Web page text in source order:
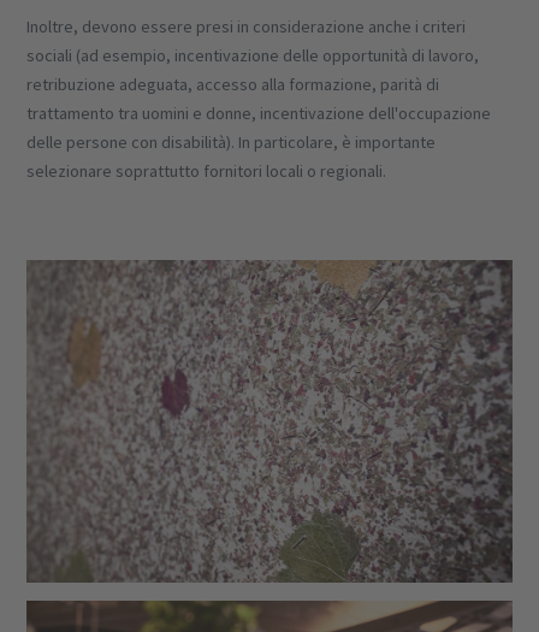
Inoltre, devono essere presi in considerazione anche i criteri
sociali (ad esempio, incentivazione delle opportunità di lavoro,
retribuzione adeguata, accesso alla formazione, parità di
trattamento tra uomini e donne, incentivazione dell'occupazione
delle persone con disabilità). In particolare, è importante
selezionare soprattutto fornitori locali o regionali.